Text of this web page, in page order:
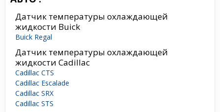
Датчик температуры охлаждающей
жидкости Buick
Buick Regal
Датчик температуры охлаждающей
жидкости Cadillac
Cadillac CTS
Cadillac Escalade
Cadillac SRX
Cadillac STS